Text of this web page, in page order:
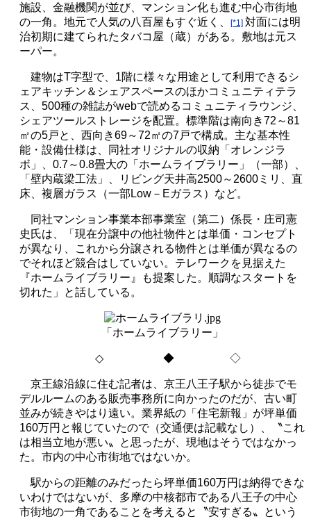
施設、金融機関が並び、マンション化も進む中心市街地
の一角。地元で人気の八百屋もすぐ近く、
[*1] 対面には明
治初期に建てられたタバコ屋（蔵）がある。敷地は元ス
ーパー。
建物はT字型で、 1階に様々な用途として利用できるシ
ェアキッチン＆シェアスペースのほかコミュニティテラ
ス、 500種の雑誌がwebで読めるコミュニティラウンジ、
シェアツールストレージを配置。標準階は南向き72 ～81
㎡の5戸と、西向き69～72㎡の7戸で構成。主な基本性
能・設備仕様は、同社オリジナルの収納「オレンジラ
ボ」、0.7～0.8畳大の「ホームライブラリー」（一部）、
「壁内蔵梁工法」、リビング天井高2500～ 2600 ミリ、直
床、複層ガラス（一部 Low － Eガラス）など。
同社マンション事業本部事業室（第二）係長・庄司憲
史氏は、「現在分譲中の他社物件とは単価・コンセプト
が異なり、これから分譲される物件とは単価が異なるの
でそれほど競合はしていない。テレワークを見据えた
『ホームライブラリー』も提案した。順調なスタートを
切れた」と話している。
「ホームライブラリー」
◇ ◆ ◇
京王線沿線に住む記者は、京王八王子駅から徒歩でモ
デルルームのある販売事務所に向かったのだが、古い町
並みが続きやはり遠い。業界紙の「住宅新報」が坪単価
160万円と報じていたので（交通便は記載なし）、〝これ
は相当立地が悪い〟と思ったが、現地はそうではなかっ
た。市内の中心市街地ではないか。
駅からの距離のみだったら坪単価160万円は納得できな
いわけではないが、多摩の中核都市である八王子の中心
市街地の一角であることを考えると〝安すぎる〟という